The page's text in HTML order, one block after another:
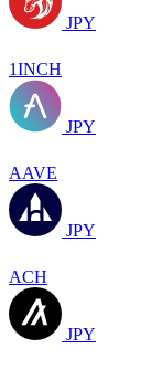
JPY
1INCH
JPY
AAVE
JPY
ACH
JPY